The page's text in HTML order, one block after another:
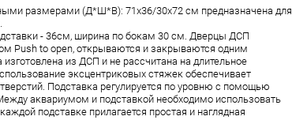
размерами (Д*Ш*В): 71x36/30x72 см предназначена для
- 36см, ширина по бокам 30 см. Дверцы ДСП
Push to open, открываются и закрываются одним
из ДСП и не рассчитана на длительное
эксцентриковых стяжек обеспечивает
Подставка регулируется по уровню с помощью
аквариумом и подставкой необходимо использовать
подставке прилагается простая и наглядная